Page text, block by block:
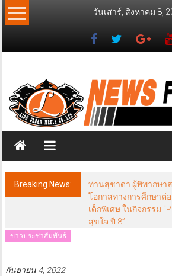
Skip
to
วันเสาร์, สิงหาคม 8,
News
Freelancer
วส์
ฟรี
แลน
เซอร์
Breaking News:
ท่านสุชาดา ผู้พิพากษา
โอกาสทางการศึกษาต่
เด็กพิเศษ ในกิจกรรม
สุขใจ ปี 8”
ข่าวประชาสัมพันธ์
กันยายน 4, 2022